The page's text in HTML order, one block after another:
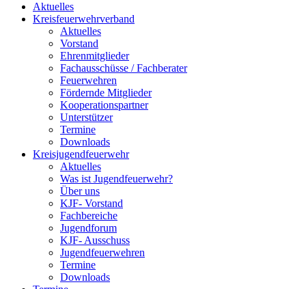
Aktuelles
Kreisfeuerwehrverband
Aktuelles
Vorstand
Ehrenmitglieder
Fachausschüsse / Fachberater
Feuerwehren
Fördernde Mitglieder
Kooperationspartner
Unterstützer
Termine
Downloads
Kreisjugendfeuerwehr
Aktuelles
Was ist Jugendfeuerwehr?
Über uns
KJF- Vorstand
Fachbereiche
Jugendforum
KJF- Ausschuss
Jugendfeuerwehren
Termine
Downloads